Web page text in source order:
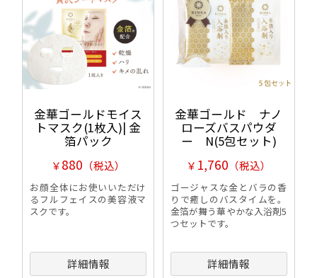
金華ゴールドモイス
トマスク(1枚入)| 金
箔パック
￥880 （税込）
お顔全体にお使いいただけ
るフルフェイスの美容液マ
スクです。
詳細情報
金華ゴールド ナノ
ローズバスパウダ
ー N(5包セット)
￥ 1,760 （税込）
ゴージャスな金とバラの香
りで癒しのバスタイムを。
金箔が舞う華やかな入浴剤5
つセットです。
詳細情報